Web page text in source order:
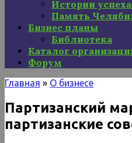
Истории
Память
Бизнес планы
Библиотека
Каталог
Форум
Главная » О бизнесе
Партизанский
партизанские